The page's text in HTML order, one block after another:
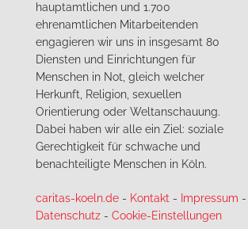
hauptamtlichen und 1.700
ehrenamtlichen Mitarbeitenden
engagieren wir uns in insgesamt 80
Diensten und Einrichtungen für
Menschen in Not, gleich welcher
Herkunft, Religion, sexuellen
Orientierung oder Weltanschauung.
Dabei haben wir alle ein Ziel: soziale
Gerechtigkeit für schwache und
benachteiligte Menschen in Köln.
caritas-koeln.de- Kontakt- Impressum -
Datenschutz- Cookie-Einstellungen